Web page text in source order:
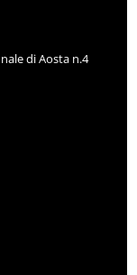
di Aosta n.4